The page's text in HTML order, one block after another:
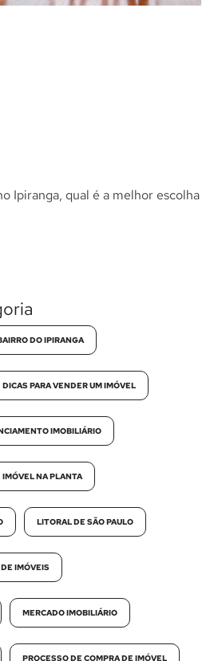
Ipiranga, qual é a melhor escolha
DO IPIRANGA
DICAS PARA VENDER UM IMÓVEL
IMOBILIÁRIO
IMÓVEL NA PLANTA
LITORAL DE SÃO PAULO
IMÓVEIS
MERCADO IMOBILIÁRIO
PROCESSO DE COMPRA DE IMÓVEL